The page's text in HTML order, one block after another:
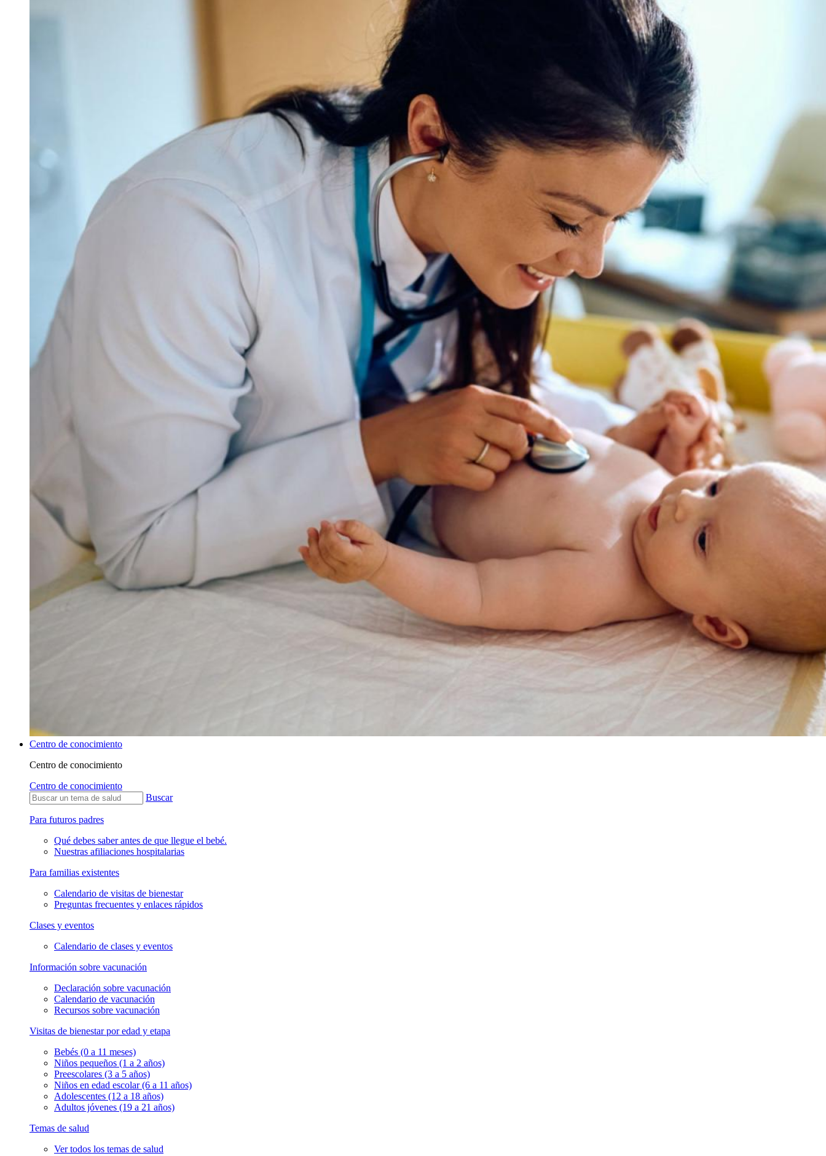
Centro de conocimiento
Centro de conocimiento
Centro de conocimiento
Buscar
Para futuros padres
Qué debes saber antes de que llegue el bebé.
Nuestras afiliaciones hospitalarias
Para familias existentes
Calendario de visitas de bienestar
Preguntas frecuentes y enlaces rápidos
Clases y eventos
Calendario de clases y eventos
Información sobre vacunación
Declaración sobre vacunación
Calendario de vacunación
Recursos sobre vacunación
Visitas de bienestar por edad y etapa
Bebés (0 a 11 meses)
Niños pequeños (1 a 2 años)
Preescolares (3 a 5 años)
Niños en edad escolar (6 a 11 años)
Adolescentes (12 a 18 años)
Adultos jóvenes (19 a 21 años)
Temas de salud
Ver todos los temas de salud